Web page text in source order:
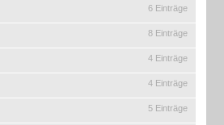
6 Einträge
8 Einträge
4 Einträge
4 Einträge
5 Einträge